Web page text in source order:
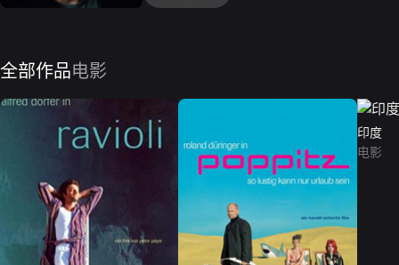
全部作品电影
印度
电影